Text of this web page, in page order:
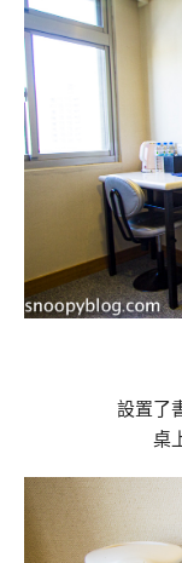
設置了
桌